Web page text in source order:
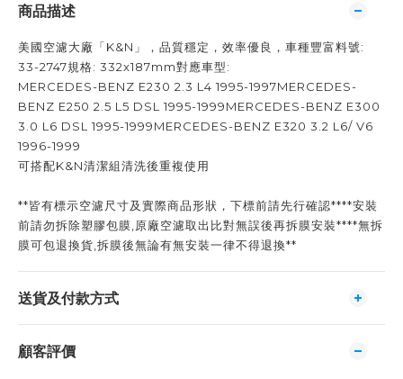
商品描述
美國空濾大廠「K&N」，品質穩定，效率優良，車種豐富料號:
33-2747規格: 332x187mm對應車型:
MERCEDES-BENZ E230 2.3 L4 1995-1997MERCEDES-
BENZ E250 2.5 L5 DSL 1995-1999MERCEDES-BENZ E300
3.0 L6 DSL 1995-1999MERCEDES-BENZ E320 3.2 L6/ V6
1996-1999
可搭配K&N清潔組清洗後重複使用
**皆有標示空濾尺寸及實際商品形狀，下標前請先行確認****安裝
前請勿拆除塑膠包膜,原廠空濾取出比對無誤後再拆膜安裝****無拆
膜可包退換貨,拆膜後無論有無安裝一律不得退換**
送貨及付款方式
顧客評價